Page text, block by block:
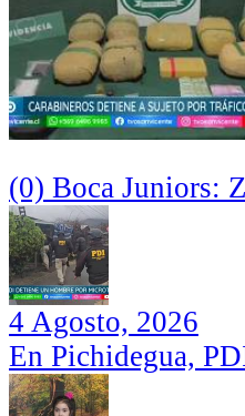
(0) Boca Juniors:
4 Agosto, 2026
En Pichidegua,